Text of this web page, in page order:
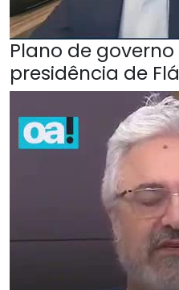
Plano de
presidência de